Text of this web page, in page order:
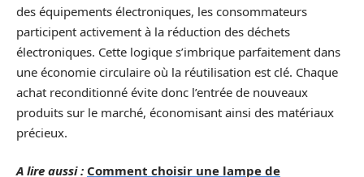
des équipements électroniques, les consommateurs
participent activement à la réduction des déchets
électroniques. Cette logique s’imbrique parfaitement dans
une économie circulaire où la réutilisation est clé. Chaque
achat reconditionné évite donc l’entrée de nouveaux
produits sur le marché, économisant ainsi des matériaux
précieux.
A lire aussi : Comment choisir une lampe de